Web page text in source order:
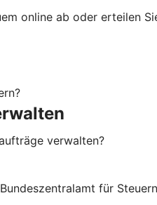
online ab oder erteilen
verwalten?
für